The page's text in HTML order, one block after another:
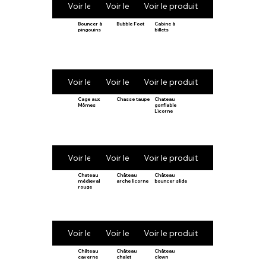
Voir le produitVoir le produitVoir le produit
Bouncer à
pingouins
Voir le produit
Bubble Foot
Voir le produit
Cabine à
billets
Voir le produit
Cage aux
Mômes
Voir le produit
Chasse taupe
Voir le produit
Chateau
gonflable
Licorne
Voir le produit
Chateau
médieval
rouge
Voir le produit
Château
arche licorne
Voir le produit
Château
bouncer slide
Voir le produit
Château
caverne
Château
chalet
Château
clown